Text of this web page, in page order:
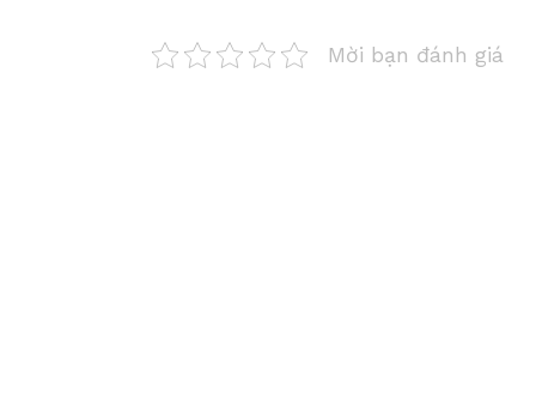
Mời bạn đánh giá